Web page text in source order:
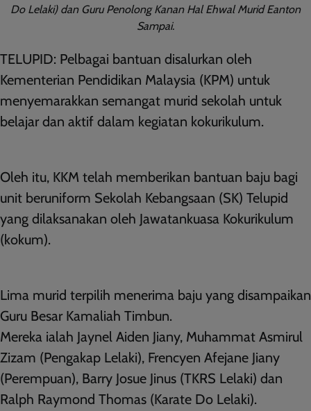
Do Lelaki) dan Guru Penolong Kanan Hal Ehwal Murid Eanton
Sampai.
TELUPID: Pelbagai bantuan disalurkan oleh
Kementerian Pendidikan Malaysia (KPM) untuk
menyemarakkan semangat murid sekolah untuk
belajar dan aktif dalam kegiatan kokurikulum.
Oleh itu, KKM telah memberikan bantuan baju bagi
unit beruniform Sekolah Kebangsaan (SK) Telupid
yang dilaksanakan oleh Jawatankuasa Kokurikulum
(kokum).
Lima murid terpilih menerima baju yang disampaikan
Guru Besar Kamaliah Timbun.
Mereka ialah Jaynel Aiden Jiany, Muhammat Asmirul
Zizam (Pengakap Lelaki), Frencyen Afejane Jiany
(Perempuan), Barry Josue Jinus (TKRS Lelaki) dan
Ralph Raymond Thomas (Karate Do Lelaki).